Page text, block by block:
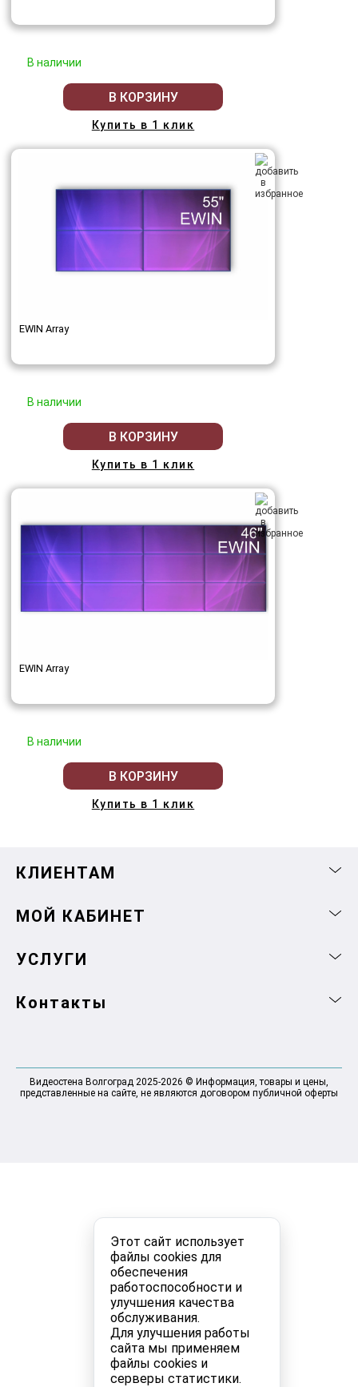
Этот сайт использует
файлы cookies для
обеспечения
работоспособности и
улучшения качества
обслуживания.
Для улучшения работы
сайта мы применяем
файлы cookies и
серверы статистики.
В наличии
В КОРЗИНУ
Купить в 1 клик
EWIN Array
В наличии
В КОРЗИНУ
Купить в 1 клик
EWIN Array
В наличии
В КОРЗИНУ
Купить в 1 клик
КЛИЕНТАМ
МОЙ КАБИНЕТ
УСЛУГИ
Контакты
Видеостена Волгоград 2025-2026 © Информация, товары и цены,
представленные на сайте, не являются договором публичной оферты